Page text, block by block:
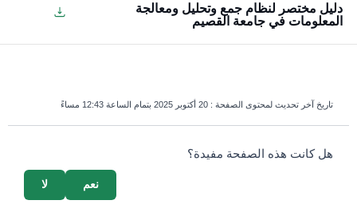
دليل مختصر لنظام جمع وتحليل ومعالجة
المعلومات في جامعة القصيم
تاريخ آخر تحديث لمحتوى الصفحة : 20 أكتوبر 2025 بتمام الساعة 12:43 مساءً
survey_v2
هل كانت هذه الصفحة مفيدة؟
لا نعم